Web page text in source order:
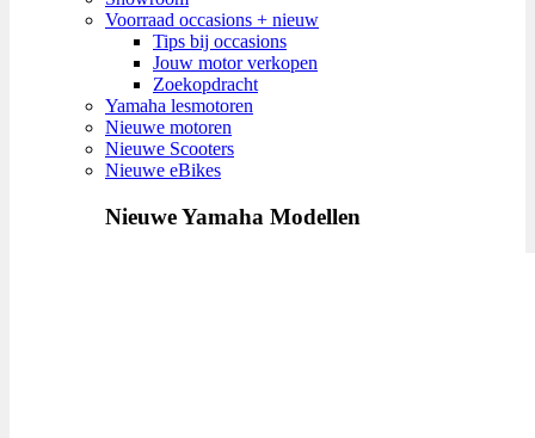
Voorraad occasions + nieuw
Tips bij occasions
Jouw motor verkopen
Zoekopdracht
Yamaha lesmotoren
Nieuwe motoren
Nieuwe Scooters
Nieuwe eBikes
Nieuwe Yamaha Modellen